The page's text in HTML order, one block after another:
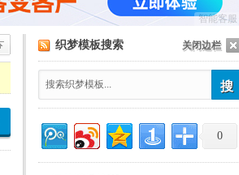
智能客服
关闭边栏
织梦模板搜索
0